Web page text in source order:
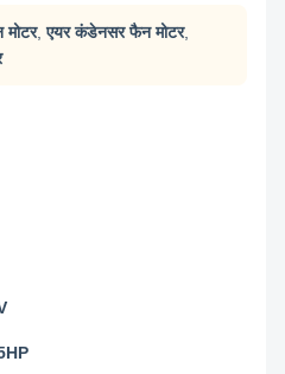
,एयर कंडेनसर फैन मोटर,